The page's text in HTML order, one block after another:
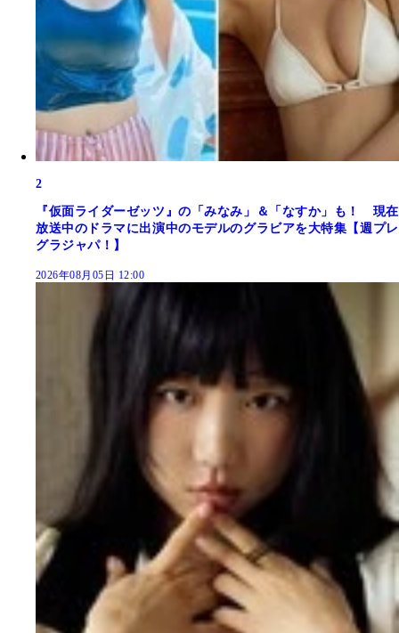
2
『仮面ライダーゼッツ』の「みなみ」＆「なすか」も！ 現在
放送中のドラマに出演中のモデルのグラビアを大特集【週プレ
グラジャパ！】
2026年08月05日 12:00